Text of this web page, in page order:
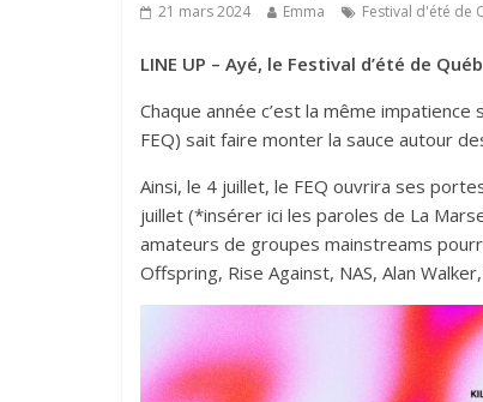
21 mars 2024 Emma Festival d'été de
LINE UP – Ayé, le Festival d’été de
Chaque année c’est la même
FEQ) sait faire monter la sauce autour
Ainsi, le 4 juillet, le FEQ ouvrira ses
juillet (*insérer ici les paroles de La
amateurs de groupes mainstreams
Offspring, Rise Against, NAS, Alan